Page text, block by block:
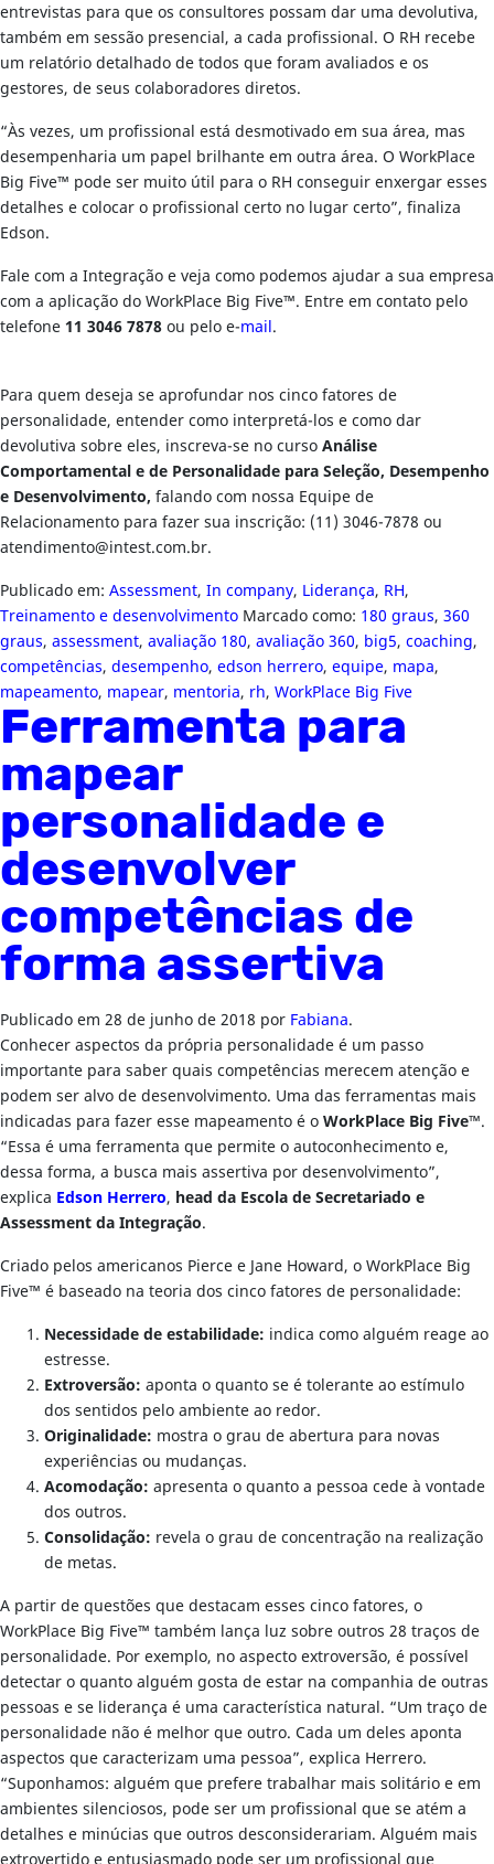
entrevistas para que os consultores possam dar uma devolutiva,
também em sessão presencial, a cada profissional. O RH recebe
um relatório detalhado de todos que foram avaliados e os
gestores, de seus colaboradores diretos.
“Às vezes, um profissional está desmotivado em sua área, mas
desempenharia um papel brilhante em outra área. O WorkPlace
Big Five™ pode ser muito útil para o RH conseguir enxergar esses
detalhes e colocar o profissional certo no lugar certo”, finaliza
Edson.
Fale com a Integração e veja como podemos ajudar a sua empresa
com a aplicação do WorkPlace Big Five™. Entre em contato pelo
telefone11 3046 7878ou pelo e-mail.
Para quem deseja se aprofundar nos cinco fatores de
personalidade, entender como interpretá-los e como dar
devolutiva sobre eles, inscreva-se no cursoAnálise
Comportamental e de Personalidade para Seleção, Desempenho
e Desenvolvimento, falando com nossa Equipe de
Relacionamento para fazer sua inscrição: (11) 3046-7878 ou
atendimento@intest.com.br.
Publicado em: Assessment, In company, Liderança, RH,
Treinamento e desenvolvimento Marcado como: 180 graus, 360
graus, assessment, avaliação 180, avaliação 360, big5, coaching,
competências, desempenho, edson herrero, equipe, mapa,
mapeamento, mapear, mentoria, rh, WorkPlace Big Five
Ferramenta para
mapear
personalidade e
desenvolver
competências de
forma assertiva
Publicado em 28 de junho de 2018 por Fabiana.
Conhecer aspectos da própria personalidade é um passo
importante para saber quais competências merecem atenção e
podem ser alvo de desenvolvimento. Uma das ferramentas mais
indicadas para fazer esse mapeamento é oWorkPlace Big Five™.
“Essa é uma ferramenta que permite o autoconhecimento e,
dessa forma, a busca mais assertiva por desenvolvimento”,
explica Edson Herrero, head da Escola de Secretariado e
Assessment da Integração.
Criado pelos americanos Pierce e Jane Howard, o WorkPlace Big
Five™ é baseado na teoria dos cinco fatores de personalidade:
Necessidade de estabilidade: indica como alguém reage ao
estresse.
Extroversão: aponta o quanto se é tolerante ao estímulo
dos sentidos pelo ambiente ao redor.
Originalidade: mostra o grau de abertura para novas
experiências ou mudanças.
Acomodação: apresenta o quanto a pessoa cede à vontade
dos outros.
Consolidação: revela o grau de concentração na realização
de metas.
A partir de questões que destacam esses cinco fatores, o
WorkPlace Big Five™ também lança luz sobre outros 28 traços de
personalidade. Por exemplo, no aspecto extroversão, é possível
detectar o quanto alguém gosta de estar na companhia de outras
pessoas e se liderança é uma característica natural. “Um traço de
personalidade não é melhor que outro. Cada um deles aponta
aspectos que caracterizam uma pessoa”, explica Herrero.
“Suponhamos: alguém que prefere trabalhar mais solitário e em
ambientes silenciosos, pode ser um profissional que se atém a
detalhes e minúcias que outros desconsiderariam. Alguém mais